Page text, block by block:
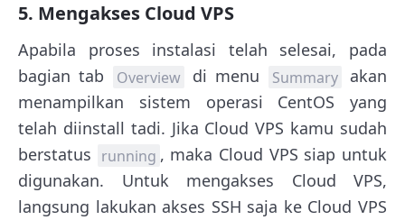
5. Mengakses Cloud VPS
Apabila proses instalasi telah selesai, pada
bagian tab
Overview di menu Summary
akan
menampilkan sistem operasi CentOS yang
telah diinstall tadi. Jika Cloud VPS kamu sudah
berstatus running , maka Cloud VPS siap untuk
digunakan. Untuk mengakses Cloud VPS,
langsung lakukan akses SSH saja ke Cloud VPS